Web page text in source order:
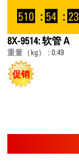
510 : 54 : 22
8X-9514: 软管 A
重量（kg） : 0.49
促销